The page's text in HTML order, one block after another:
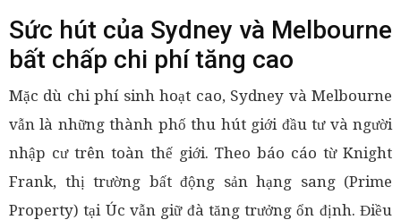
Sức hút của Sydney và Melbourne
bất chấp chi phí tăng cao
Mặc dù chi phí sinh hoạt cao, Sydney và Melbourne
vẫn là những thành phố thu hút giới đầu tư và người
nhập cư trên toàn thế giới. Theo báo cáo từ Knight
Frank, thị trường bất động sản hạng sang (Prime
Property) tại Úc vẫn giữ đà tăng trưởng ổn định. Điều